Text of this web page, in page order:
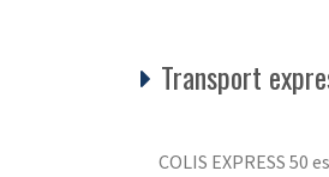
Transport
COLIS EXPRESS